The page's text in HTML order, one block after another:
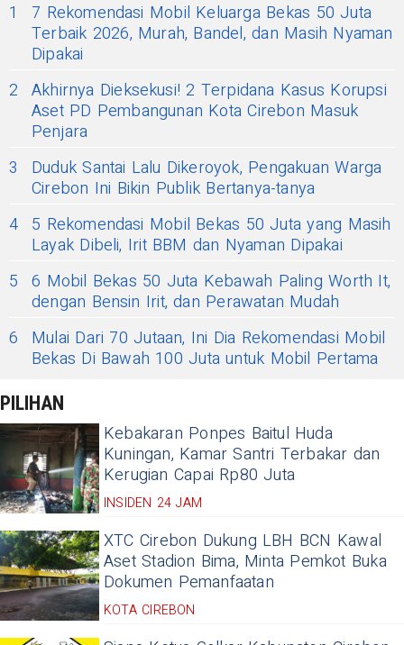
1
7 Rekomendasi Mobil Keluarga Bekas 50 Juta
Terbaik 2026, Murah, Bandel, dan Masih Nyaman
Dipakai
2 Akhirnya Dieksekusi! 2 Terpidana Kasus Korupsi
Aset PD Pembangunan Kota Cirebon Masuk
Penjara
3
Duduk Santai Lalu Dikeroyok, Pengakuan Warga
Cirebon Ini Bikin Publik Bertanya-tanya
4 5 Rekomendasi Mobil Bekas 50 Juta yang Masih
Layak Dibeli, Irit BBM dan Nyaman Dipakai
5 6 Mobil Bekas 50 Juta Kebawah Paling Worth It,
dengan Bensin Irit, dan Perawatan Mudah
6
Mulai Dari 70 Jutaan, Ini Dia Rekomendasi Mobil
Bekas Di Bawah 100 Juta untuk Mobil Pertama
PILIHAN
Kebakaran Ponpes Baitul Huda
Kuningan, Kamar Santri Terbakar dan
Kerugian Capai Rp80 Juta
INSIDEN 24 JAM
XTC Cirebon Dukung LBH BCN Kawal
Aset Stadion Bima, Minta Pemkot Buka
Dokumen Pemanfaatan
KOTA CIREBON